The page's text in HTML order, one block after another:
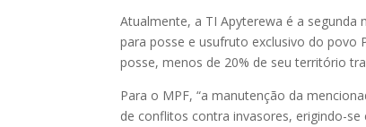
Atualmente, a TI Apyterewa é a segunda
para posse e usufruto exclusivo do povo
posse, menos de 20% de seu território
Para o MPF, “a manutenção da
de conflitos contra invasores, erigindo-